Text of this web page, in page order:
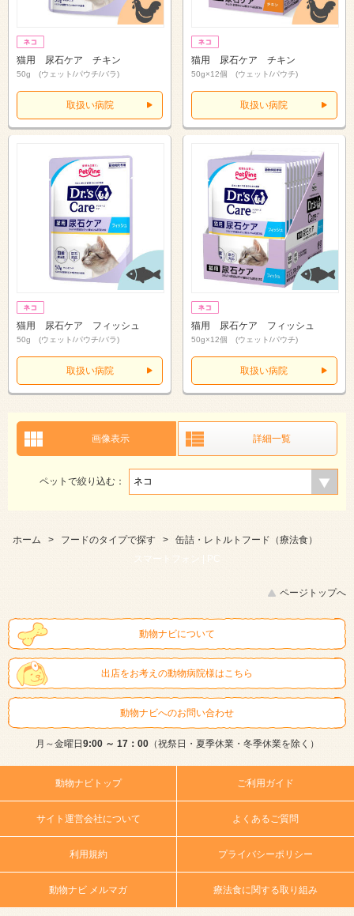
猫用 尿石ケア チキン
50g (ウェット/パウチ/バラ)
取扱い病院
猫用 尿石ケア チキン
50g×12個 (ウェット/パウチ)
取扱い病院
猫用 尿石ケア フィッシュ
50g (ウェット/パウチ/バラ)
取扱い病院
猫用 尿石ケア フィッシュ
50g×12個 (ウェット/パウチ)
取扱い病院
画像表示 詳細一覧
ペットで絞り込む：
ホーム > フードのタイプで探す >
缶詰・レトルトフード（療法食）
スマートフォン |
PC
ページトップへ
動物ナビについて
出店をお考えの動物病院様はこちら
動物ナビへのお問い合わせ
月～金曜日9:00 ～ 17：00（祝祭日・夏季休業・冬季休業を除く）
動物ナビトップ ご利用ガイド
サイト運営会社について よくあるご質問
利用規約 プライバシーポリシー
動物ナビ メルマガ 療法食に関する取り組み